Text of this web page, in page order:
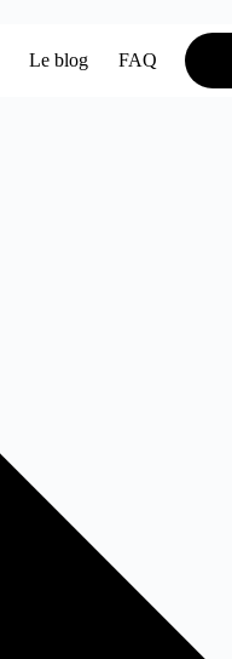
Le blog FAQ